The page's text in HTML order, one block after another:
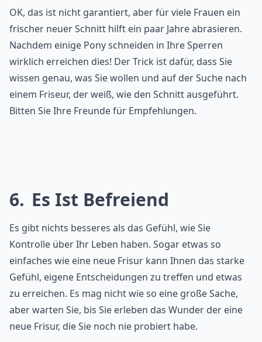
OK, das ist nicht garantiert, aber für viele Frauen ein
frischer neuer Schnitt hilft ein paar Jahre abrasieren.
Nachdem einige Pony schneiden in Ihre Sperren
wirklich erreichen dies! Der Trick ist dafür, dass Sie
wissen genau, was Sie wollen und auf der Suche nach
einem Friseur, der weiß, wie den Schnitt ausgeführt.
Bitten Sie Ihre Freunde für Empfehlungen.
6 Es Ist Befreiend
Es gibt nichts besseres als das Gefühl, wie Sie
Kontrolle über Ihr Leben haben. Sogar etwas so
einfaches wie eine neue Frisur kann Ihnen das starke
Gefühl, eigene Entscheidungen zu treffen und etwas
zu erreichen. Es mag nicht wie so eine große Sache,
aber warten Sie, bis Sie erleben das Wunder der eine
neue Frisur, die Sie noch nie probiert habe.